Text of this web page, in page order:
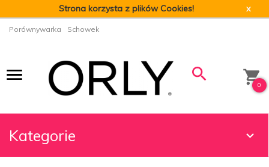
Strona korzysta z plików Cookies! x
Porównywarka Schowek
0
Kategorie